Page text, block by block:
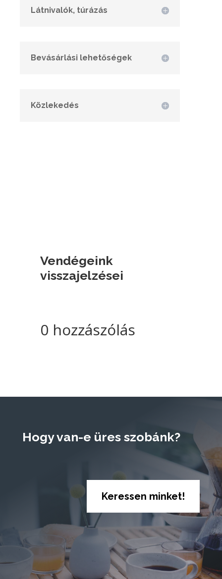
Látnivalók, túrázás
Bevásárlási lehetőségek
Közlekedés
Vendégeink
visszajelzései
0 hozzászólás
Hogy van-e üres szobánk?
Keressen minket!